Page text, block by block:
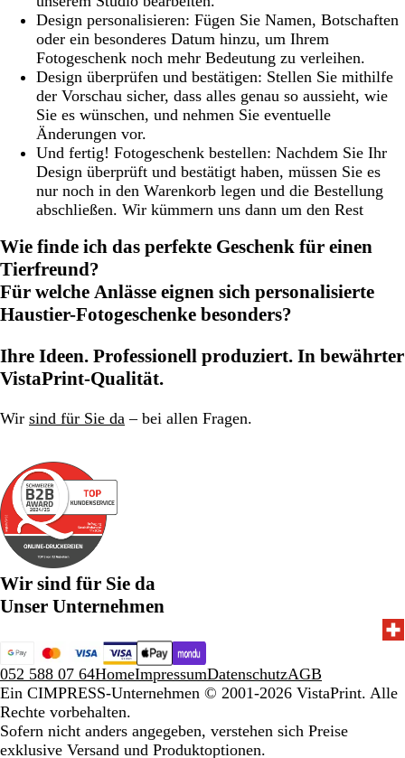
Design personalisieren: Fügen Sie Namen, Botschaften
oder ein besonderes Datum hinzu, um Ihrem
Fotogeschenk noch mehr Bedeutung zu verleihen.
Design überprüfen und bestätigen: Stellen Sie mithilfe
der Vorschau sicher, dass alles genau so aussieht, wie
Sie es wünschen, und nehmen Sie eventuelle
Änderungen vor.
Und fertig! Fotogeschenk bestellen: Nachdem Sie Ihr
Design überprüft und bestätigt haben, müssen Sie es
nur noch in den Warenkorb legen und die Bestellung
abschließen. Wir kümmern uns dann um den Rest
Wie finde ich das perfekte Geschenk für einen
Tierfreund?
Für welche Anlässe eignen sich personalisierte
Haustier-Fotogeschenke besonders?
Ihre Ideen. Professionell produziert. In bewährter
VistaPrint-Qualität.
Wir sind für Sie da – bei allen Fragen.
Wir sind für Sie da
Unser Unternehmen
052 588 07 64HomeImpressumDatenschutzAGB
Ein CIMPRESS-Unternehmen © 2001-2026 VistaPrint. Alle
Rechte vorbehalten.
Sofern nicht anders angegeben, verstehen sich Preise
exklusive Versand und Produktoptionen.